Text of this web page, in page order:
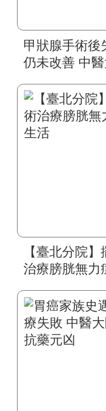
甲狀腺手術後
仍未改善 中
【臺北分院
治療膀胱無力